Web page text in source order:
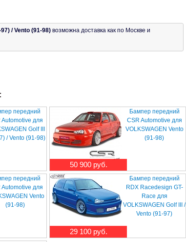
/ Vento (91-98) возможна доставка как по Москве и
передний
Automotive для
Golf III
/ Vento (91-98)
50 900 руб.
Бампер передний
CSR Automotive для
VOLKSWAGEN Vento
(91-98)
передний
Automotive для
Vento
(91-98)
29 100 руб.
Бампер передний
RDX Racedesign GT-
Race для
VOLKSWAGEN Golf III /
Vento (91-97)